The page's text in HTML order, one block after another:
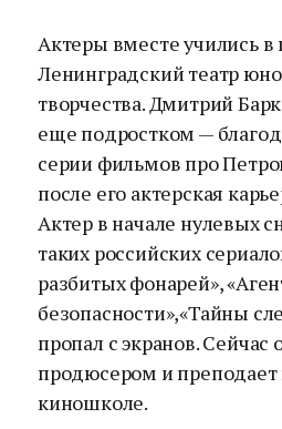
Актеры вместе учились
Ленинградский театр
творчества. Дмитрий
еще подростком —
серии фильмов про
после его актерская
Актер в начале нулевых
таких российских
разбитых фонарей»,
безопасности»,«Тайны
пропал с экранов. Сейчас
продюсером и преподает
киношколе.